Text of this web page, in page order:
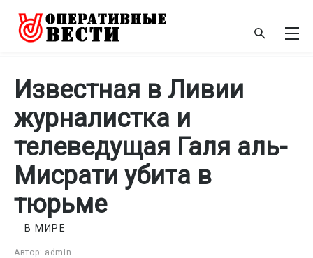
Известная в Ливии
журналистка и
телеведущая Галя аль-
Мисрати убита в
тюрьме
Автор: admin
В МИРЕ